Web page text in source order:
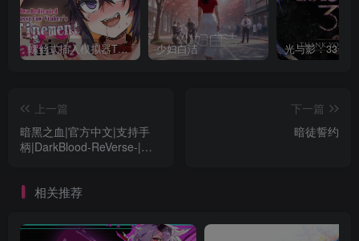
螺丝式插入模拟器TMA02 少妇白洁
上一篇
暗黑之血|官方中文|支持手
柄|DarkBlood-ReVerse-|暗
下一篇
暗徒誓约
相关推荐